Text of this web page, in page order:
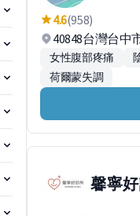
4.6(958)
40848台灣台中
女性腹部疼痛
荷爾蒙失調
馨寧